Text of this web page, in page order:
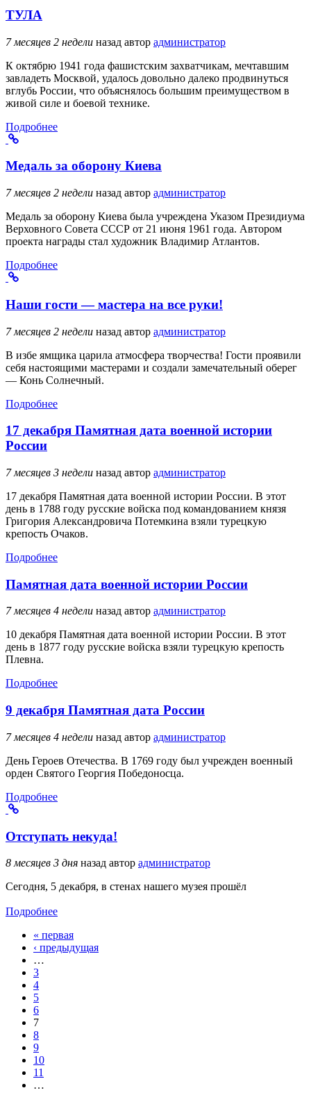
ТУЛА
7 месяцев 2 недели назад автор администратор
К октябрю 1941 года фашистским захватчикам, мечтавшим
завладеть Москвой, удалось довольно далеко продвинуться
вглубь России, что объяснялось большим преимуществом в
живой силе и боевой технике.
Подробнее
Медаль за оборону Киева
7 месяцев 2 недели назад автор администратор
Медаль за оборону Киева была учреждена Указом Президиума
Верховного Совета СССР от 21 июня 1961 года. Автором
проекта награды стал художник Владимир Атлантов.
Подробнее
Наши гости — мастера на все руки!
7 месяцев 2 недели назад автор администратор
В избе ямщика царила атмосфера творчества! Гости проявили
себя настоящими мастерами и создали замечательный оберег
— Конь Солнечный.
Подробнее
17 декабря Памятная дата военной истории
России
7 месяцев 3 недели назад автор администратор
17 декабря Памятная дата военной истории России. В этот
день в 1788 году русские войска под командованием князя
Григория Александровича Потемкина взяли турецкую
крепость Очаков.
Подробнее
Памятная дата военной истории России
7 месяцев 4 недели назад автор администратор
10 декабря Памятная дата военной истории России. В этот
день в 1877 году русские войска взяли турецкую крепость
Плевна.
Подробнее
9 декабря Памятная дата России
7 месяцев 4 недели назад автор администратор
День Героев Отечества. В 1769 году был учрежден военный
орден Святого Георгия Победоносца.
Подробнее
Отступать некуда!
8 месяцев 3 дня назад автор администратор
Сегодня, 5 декабря, в стенах нашего музея прошёл
Подробнее
Страницы
« первая
‹ предыдущая
…
3
4
5
6
7
8
9
10
11
…